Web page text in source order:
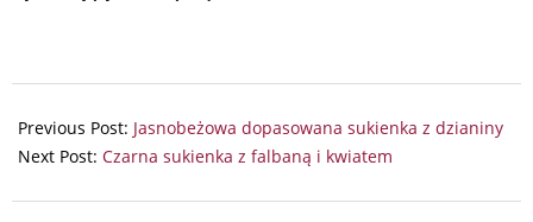
07-
14
Previous Post: Jasnobeżowa dopasowana sukienka z dzianiny
Next Post: Czarna sukienka z falbaną i kwiatem